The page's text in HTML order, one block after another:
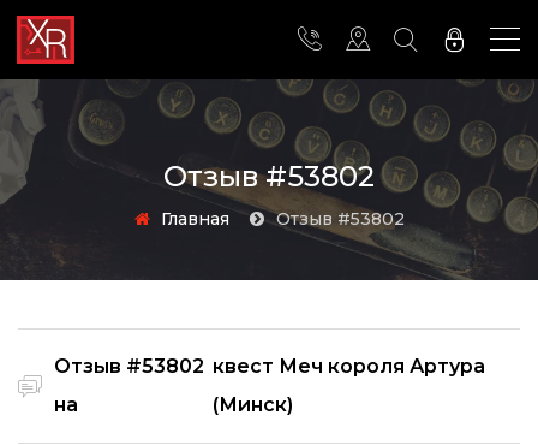
Отзыв #53802
Главная Отзыв #53802
Отзыв #53802
на
квест Меч короля Артура
(Минск)